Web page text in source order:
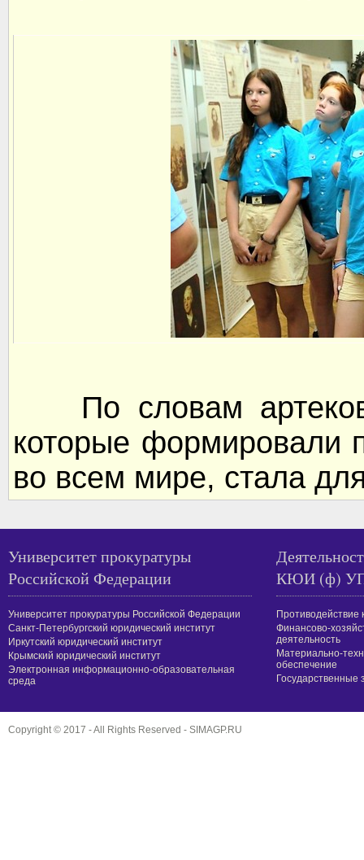
По словам
которые формировали
во всем мире, стала
Университет прокуратуры
Российской Федерации
Университет прокуратуры Российской Федерации
Санкт-Петербургский юридический институт
Иркутский юридический институт
Крымский юридический институт
Электронная информационно-образовательная
среда
КЮИ (ф)
Противодействие
Финансово-
деятельность
Материально-
обеспечение
Государственные
Copyright © 2017 - All Rights Reserved - SIMAGP.RU